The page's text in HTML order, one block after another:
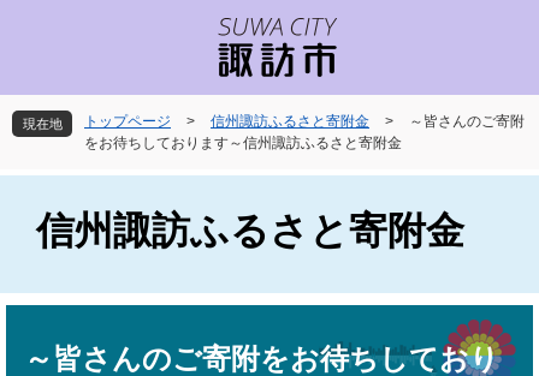
先
頭
を
飛
へ
現在地 トップページ > 信州諏訪ふるさと寄附金 >
～皆さんのご寄附
をお待ちしております～信州諏訪ふるさと寄附金
信州諏訪ふるさと寄附金
～皆さんのご寄附をお待ちしており